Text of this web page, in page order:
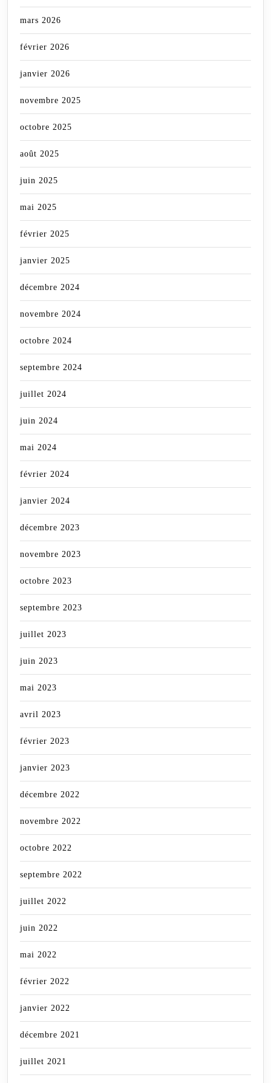
mars 2026
février 2026
janvier 2026
novembre 2025
octobre 2025
août 2025
juin 2025
mai 2025
février 2025
janvier 2025
décembre 2024
novembre 2024
octobre 2024
septembre 2024
juillet 2024
juin 2024
mai 2024
février 2024
janvier 2024
décembre 2023
novembre 2023
octobre 2023
septembre 2023
juillet 2023
juin 2023
mai 2023
avril 2023
février 2023
janvier 2023
décembre 2022
novembre 2022
octobre 2022
septembre 2022
juillet 2022
juin 2022
mai 2022
février 2022
janvier 2022
décembre 2021
juillet 2021